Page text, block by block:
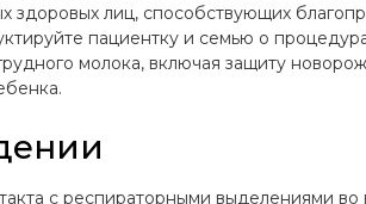
здоровых лиц, способствующих
пациентку и семью о
молока, включая защиту
с респираторными выделениями